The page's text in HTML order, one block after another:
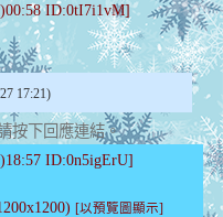
ID:0tI7i1vM]
17:21)
按下回應連結。
ID:0n5igErU]
[以預覽圖顯示]